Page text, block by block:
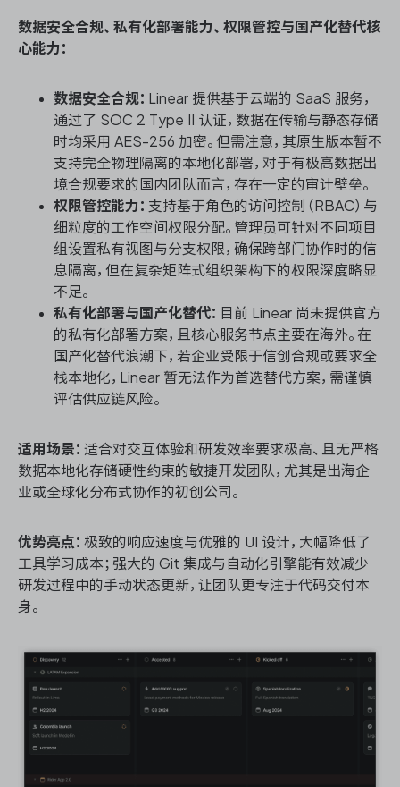
数据安全合规、私有化部署能力、权限管控与国产化替代核
心能力：
数据安全合规： Linear 提供基于云端的 SaaS 服务，
通过了 SOC 2 Type II 认证，数据在传输与静态存储
时均采用 AES-256 加密。但需注意，其原生版本暂不
支持完全物理隔离的本地化部署，对于有极高数据出
境合规要求的国内团队而言，存在一定的审计壁垒。
权限管控能力： 支持基于角色的访问控制（RBAC）与
细粒度的工作空间权限分配。管理员可针对不同项目
组设置私有视图与分支权限，确保跨部门协作时的信
息隔离，但在复杂矩阵式组织架构下的权限深度略显
不足。
私有化部署与国产化替代： 目前 Linear 尚未提供官方
的私有化部署方案，且核心服务节点主要在海外。在
国产化替代浪潮下，若企业受限于信创合规或要求全
栈本地化，Linear 暂无法作为首选替代方案，需谨慎
评估供应链风险。
适用场景： 适合对交互体验和研发效率要求极高、且无严格
数据本地化存储硬性约束的敏捷开发团队，尤其是出海企
业或全球化分布式协作的初创公司。
优势亮点： 极致的响应速度与优雅的 UI 设计，大幅降低了
工具学习成本；强大的 Git 集成与自动化引擎能有效减少
研发过程中的手动状态更新，让团队更专注于代码交付本
身。